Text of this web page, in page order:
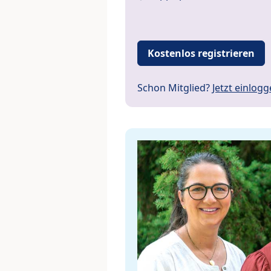
Kostenlos registrieren
Schon Mitglied? Jetzt